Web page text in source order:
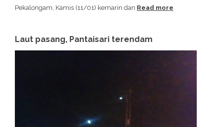
Pekalongam, Kamis (11/01) kemarin dan Read more
Laut pasang, Pantaisari terendam